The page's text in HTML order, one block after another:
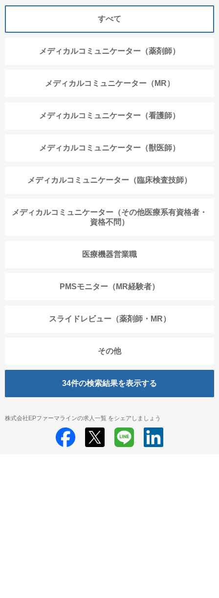
すべて
メディカルコミュニケーター（薬剤師）
メディカルコミュニケーター（MR）
メディカルコミュニケーター（看護師）
メディカルコミュニケーター（獣医師）
メディカルコミュニケーター（臨床検査技師）
メディカルコミュニケーター（その他医療系有資格者・
資格不問）
医療機器営業職
PMSモニター（MR経験者）
スライドレビュー（薬剤師・MR）
その他
34件の検索結果を表示する
株式会社EPファーマラインの求人一覧 をシェアしましょう